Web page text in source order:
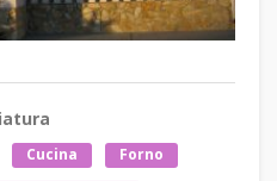
Cucina
Forno